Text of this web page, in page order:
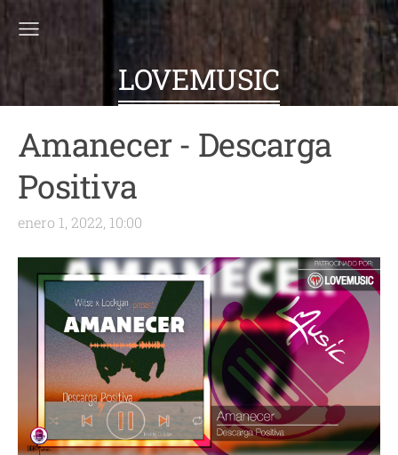
LOVEMUSIC
Amanecer - Descarga
Positiva
enero 1, 2022, 10:00